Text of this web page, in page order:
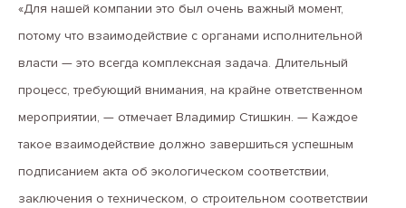
«Для нашей компании это был очень важный момент,
потому что взаимодействие с органами исполнительной
власти — это всегда комплексная задача. Длительный
процесс, требующий внимания, на крайне ответственном
мероприятии, — отмечает Владимир Стишкин. — Каждое
такое взаимодействие должно завершиться успешным
подписанием акта об экологическом соответствии,
заключения о техническом, о строительном соответствии